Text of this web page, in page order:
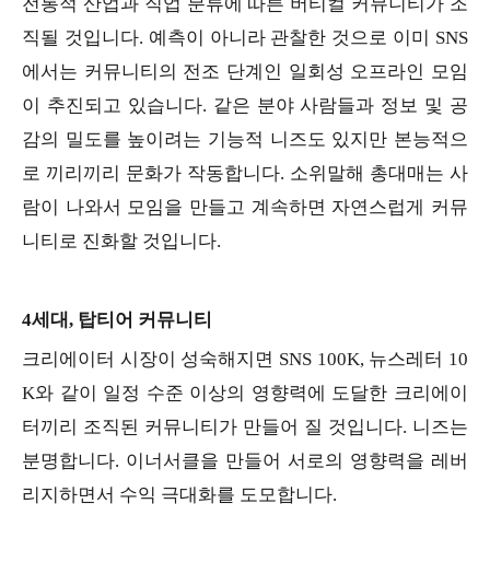
직될 것입니다. 예측이 아니라 관찰한 것으로 이미 SNS
에서는 커뮤니티의 전조 단계인 일회성 오프라인 모임
이 추진되고 있습니다. 같은 분야 사람들과 정보 및 공
감의 밀도를 높이려는 기능적 니즈도 있지만 본능적으
로 끼리끼리 문화가 작동합니다. 소위말해 총대매는 사
람이 나와서 모임을 만들고 계속하면 자연스럽게 커뮤
니티로 진화할 것입니다.
4세대, 탑티어 커뮤니티
크리에이터 시장이 성숙해지면 SNS 100K, 뉴스레터 10
K와 같이 일정 수준 이상의 영향력에 도달한 크리에이
터끼리 조직된 커뮤니티가 만들어 질 것입니다. 니즈는
분명합니다. 이너서클을 만들어 서로의 영향력을 레버
리지하면서 수익 극대화를 도모합니다.